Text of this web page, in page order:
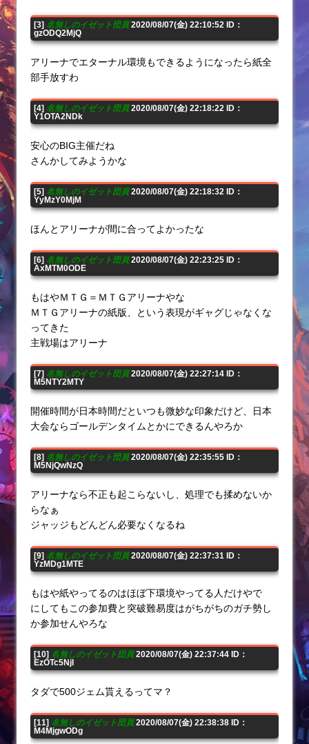
[3] 名無しのイゼット団員2020/08/07(金) 22:10:52 ID：
gzODQ2MjQ
アリーナでエターナル環境もできるようになったら紙全
部手放すわ
[4] 名無しのイゼット団員2020/08/07(金) 22:18:22 ID：
Y1OTA2NDk
安心のBIG主催だね
さんかしてみようかな
[5] 名無しのイゼット団員2020/08/07(金) 22:18:32 ID：
YyMzY0MjM
ほんとアリーナが間に合ってよかったな
[6] 名無しのイゼット団員2020/08/07(金) 22:23:25 ID：
AxMTM0ODE
もはやＭＴＧ＝ＭＴＧアリーナやな
ＭＴＧアリーナの紙版、という表現がギャグじゃなくな
ってきた
主戦場はアリーナ
[7] 名無しのイゼット団員2020/08/07(金) 22:27:14 ID：
M5NTY2MTY
開催時間が日本時間だといつも微妙な印象だけど、日本
大会ならゴールデンタイムとかにできるんやろか
[8] 名無しのイゼット団員2020/08/07(金) 22:35:55 ID：
M5NjQwNzQ
アリーナなら不正も起こらないし、処理でも揉めないか
らなぁ
ジャッジもどんどん必要なくなるね
[9] 名無しのイゼット団員2020/08/07(金) 22:37:31 ID：
YzMDg1MTE
もはや紙やってるのはほぼ下環境やってる人だけやで
にしてもこの参加費と突破難易度はがちがちのガチ勢し
か参加せんやろな
[10] 名無しのイゼット団員2020/08/07(金) 22:37:44 ID：
EzOTc5NjI
タダで500ジェム貰えるってマ？
[11] 名無しのイゼット団員2020/08/07(金) 22:38:38 ID：
M4MjgwODg